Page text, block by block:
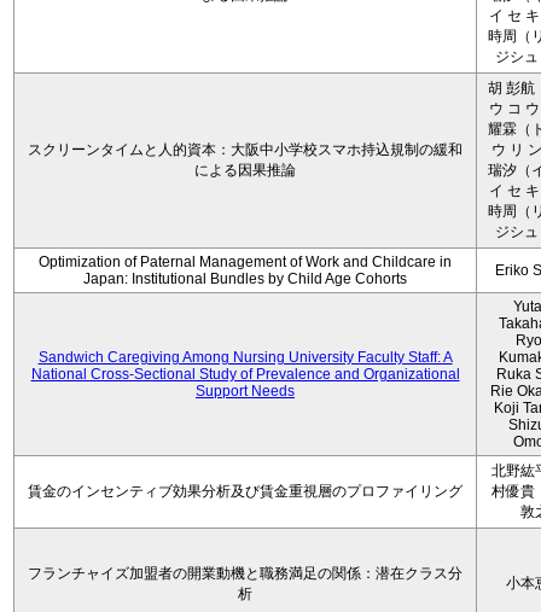
イ セ
時周（
ジシ
スクリーンタイムと人的資本：大阪中小学校スマホ持込規制の緩和
による因果推論
胡 彭航
ウ コ
耀霖（
ウ リ
瑞汐（
イ セ
時周（
ジシ
Optimization of Paternal Management of Work and Childcare in
Japan: Institutional Bundles by Child Age Cohorts
Eriko
Sandwich Caregiving Among Nursing University Faculty Staff: A
National Cross-Sectional Study of Prevalence and Organizational
Support Needs
Ruka
Rie
Koji
賃金のインセンティブ効果分析及び賃金重視層のプロファイリング
北野紘
村優貴
敦
フランチャイズ加盟者の開業動機と職務満足の関係：潜在クラス分
析
小本